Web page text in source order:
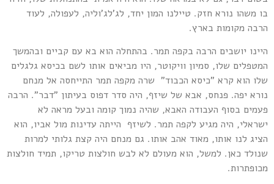
משהו נורא חזק. טיילנו המון יחד, לג'לג'וליה, לעפולה, לעוד
מקומות בארץ.
יושבים הרבה בקפה תמר. בהתחלה הוא בא עם קביים ובהמשך
שלו, סמיון וויקוטר, היו מביאים אותו לשם בכיסא גלגלים
הוא קרא "כיסא הכבוד" שרה מקפה תמר התייחסה אל מנחם
יפה. פנחס, אבא של שיזף, היה סדר דפוס בעיתון "דבר". הרבה
בסוף העבודה האבא, שהיה נמוך קומה ובעל מראה לא
היה מגיע לקפה תמר. לשיזף הייתה עדינות מול אביו, הוא
לנו אותו, מאוד אהב אותו. גם מנחם היה קצת גלותי למרות
כאן. למשל, הוא מעולם לא לבש חולצות טריקו, תמיד חולצות